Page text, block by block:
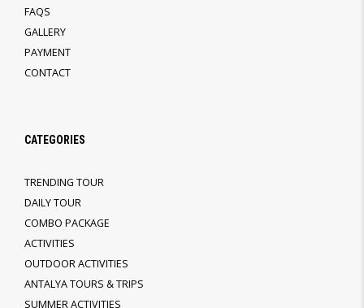
FAQS
GALLERY
PAYMENT
CONTACT
CATEGORIES
TRENDING TOUR
DAILY TOUR
COMBO PACKAGE
ACTIVITIES
OUTDOOR ACTIVITIES
ANTALYA TOURS & TRIPS
SUMMER ACTIVITIES